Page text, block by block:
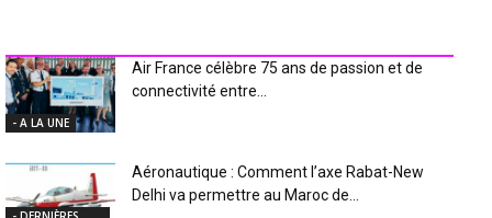
- A LA UNE
Air France célèbre 75 ans de passion et de
connectivité entre...
Aéronautique : Comment l’axe Rabat-New
Delhi va permettre au Maroc de...